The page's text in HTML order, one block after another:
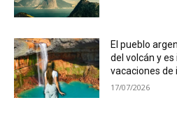
El pueblo
del volcán y
vacaciones de
17/07/2026